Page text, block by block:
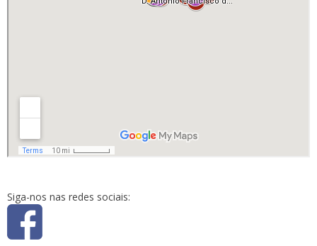
Siga-nos nas redes sociais: